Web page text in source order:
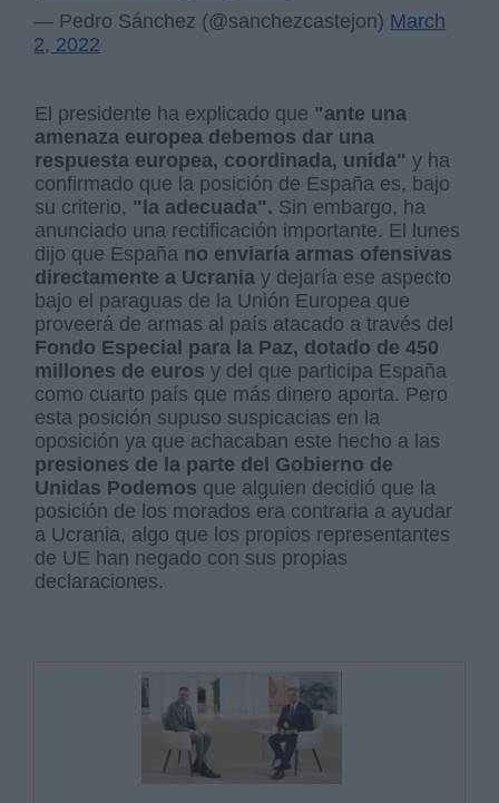
— Pedro Sánchez (@sanchezcastejon) March
2, 2022
El presidente ha explicado que "ante una
amenaza europea debemos dar una
respuesta europea, coordinada, unida" y ha
confirmado que la posición de España es, bajo
su criterio, "la adecuada". Sin embargo, ha
anunciado una rectificación importante. El lunes
dijo que España no enviaría armas ofensivas
directamente a Ucrania y dejaría ese aspecto
bajo el paraguas de la Unión Europea que
proveerá de armas al país atacado a través del
Fondo Especial para la Paz, dotado de 450
millones de euros y del que participa España
como cuarto país que más dinero aporta. Pero
esta posición supuso suspicacias en la
oposición ya que achacaban este hecho a las
presiones de la parte del Gobierno de
Unidas Podemos que alguien decidió que la
posición de los morados era contraria a ayudar
a Ucrania, algo que los propios representantes
de UE han negado con sus propias
declaraciones.